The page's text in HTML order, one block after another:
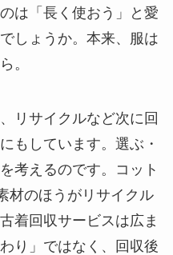
は「長く使おう」と愛
しょうか。本来、服は
。
リサイクルなど次に回
もしています。選ぶ・
考えるのです。コット
材のほうがリサイクル
着回収サービスは広ま
り」ではなく、回収後